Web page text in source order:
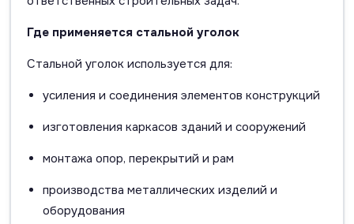
Где применяется стальной уголок
Стальной уголок используется для:
усиления и соединения элементов конструкций
изготовления каркасов зданий и сооружений
монтажа опор, перекрытий и рам
производства металлических изделий и
оборудования